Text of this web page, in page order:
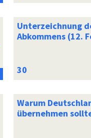
Unterzeichnung
Abkommens (12.
Warum
übernehmen